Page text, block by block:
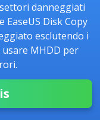
danneggiati
Disk Copy
esclutendo i
MHDD per